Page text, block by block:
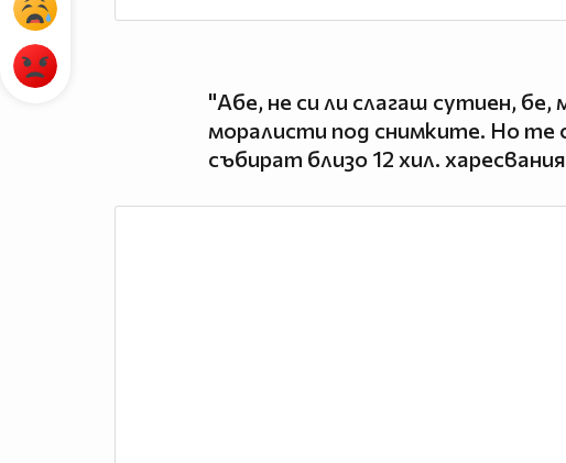
"Абе, не си ли слагаш сутиен,
моралисти под снимките. Но те
събират близо 12 хил.